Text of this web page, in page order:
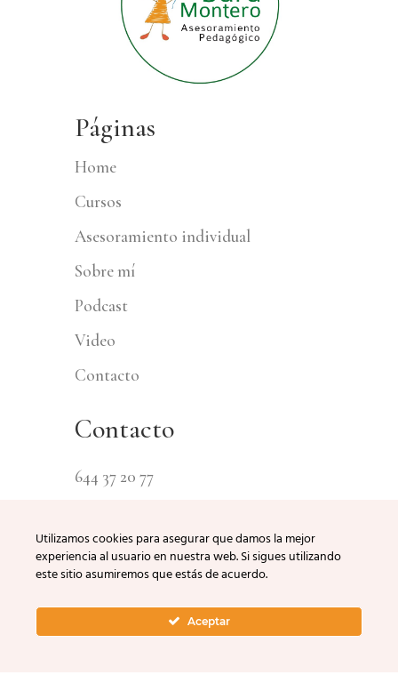
Páginas
Home
Cursos
Asesoramiento individual
Sobre mí
Podcast
Video
Contacto
Contacto
644 37 20 77
Calle Parras 17, 41002 Sevilla
Utilizamos cookies para asegurar que damos la mejor
experiencia al usuario en nuestra web. Si sigues utilizando
este sitio asumiremos que estás de acuerdo.
Aceptar